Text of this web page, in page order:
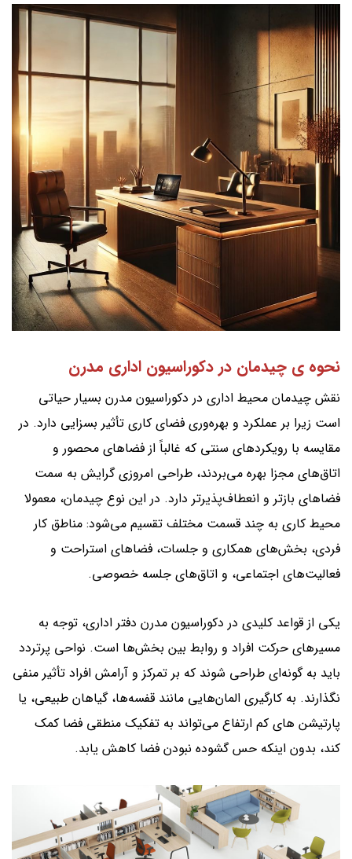
نحوه ی چیدمان در دکوراسیون اداری مدرن
نقش چیدمان محیط اداری در دکوراسیون مدرن بسیار حیاتی
است زیرا بر عملکرد و بهره‌وری فضای کاری تأثیر بسزایی دارد. در
مقایسه با رویکردهای سنتی که غالباً از فضاهای محصور و
اتاق‌های مجزا بهره می‌بردند، طراحی امروزی گرایش به سمت
فضاهای بازتر و انعطاف‌پذیرتر دارد. در این نوع چیدمان، معمولا
محیط کاری به چند قسمت مختلف تقسیم می‌شود: مناطق کار
فردی، بخش‌های همکاری و جلسات، فضاهای استراحت و
فعالیت‌های اجتماعی، و اتاق‌های جلسه خصوصی.
یکی از قواعد کلیدی در دکوراسیون مدرن دفتر اداری، توجه به
مسیرهای حرکت افراد و روابط بین بخش‌ها است. نواحی پرتردد
باید به گونه‌ای طراحی شوند که بر تمرکز و آرامش افراد تأثیر منفی
نگذارند. به کارگیری المان‌هایی مانند قفسه‌ها، گیاهان طبیعی، یا
پارتیشن های کم ارتفاع می‌تواند به تفکیک منطقی فضا کمک
کند، بدون اینکه حس گشوده نبودن فضا کاهش یابد.